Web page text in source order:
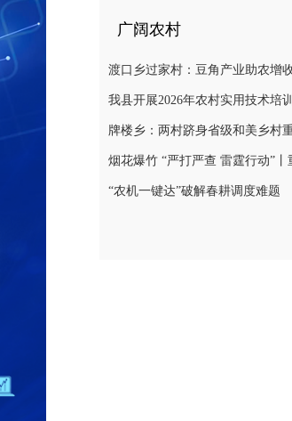
广阔农村
我县开展2026年农村实用技术培训
“农机一键达”破解春耕调度难题